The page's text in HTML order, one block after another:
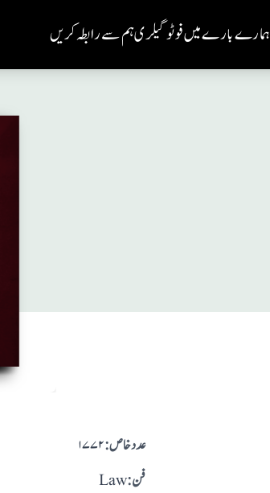
ہم سے رابطہ کریںفوٹو گیلریہمارے بارے میں
۱۷۷۲ :عدد خاص
Law :فن